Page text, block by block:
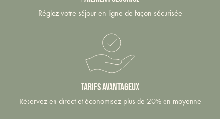
Réglez votre séjour en ligne de façon sécurisée
tarifs avantageux
Réservez en direct et économisez plus de 20% en moyenne